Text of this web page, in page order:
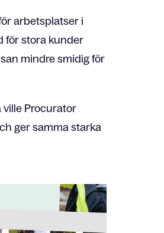
arbetsplatser i
för stora kunder
mindre smidig för
ville Procurator
ger samma starka